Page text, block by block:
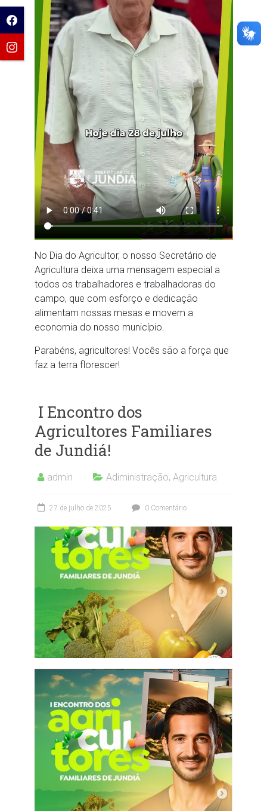
No Dia do Agricultor, o nosso Secretário de
Agricultura deixa uma mensagem especial a
todos os trabalhadores e trabalhadoras do
campo, que com esforço e dedicação
alimentam nossas mesas e movem a
economia do nosso município.
Parabéns, agricultores! Vocês são a força que
faz a terra florescer!
I Encontro dos
Agricultores Familiares
de Jundiá!
admin Adiministração, Agricultura
27 de julho de 2025 0 Comentário